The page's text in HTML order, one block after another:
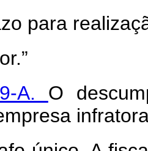
para
A. O